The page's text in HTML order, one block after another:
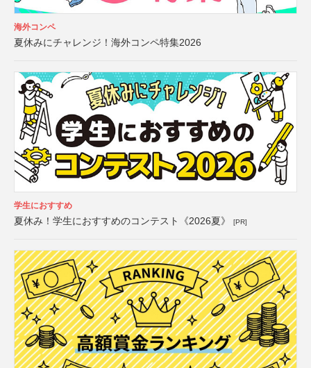
海外コンペ
夏休みにチャレンジ！海外コンペ特集2026
学生におすすめ
夏休み！学生におすすめのコンテスト《2026夏》 [PR]